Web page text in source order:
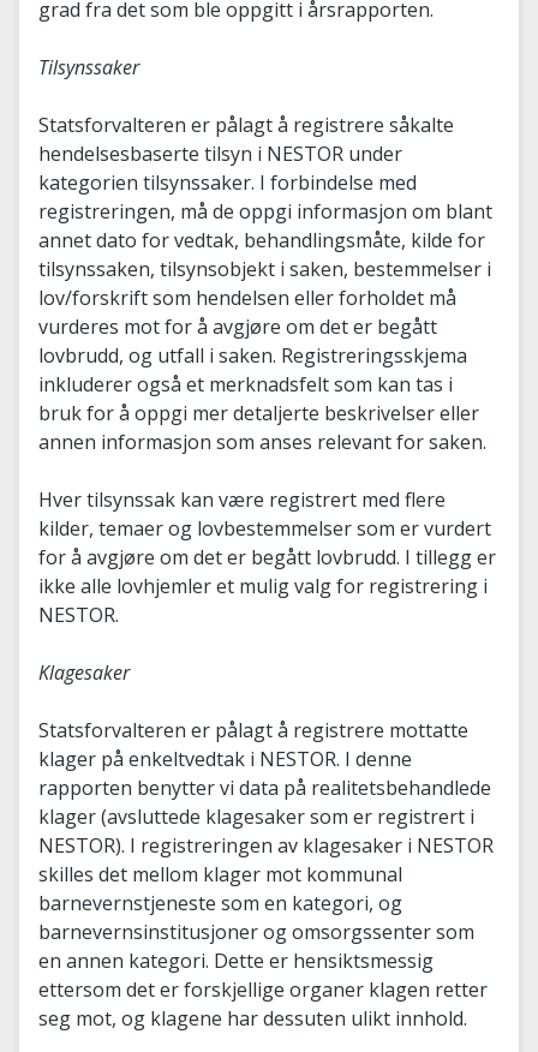
grad fra det som ble oppgitt i årsrapporten.
Tilsynssaker
Statsforvalteren er pålagt å registrere såkalte
hendelsesbaserte tilsyn i NESTOR under
kategorien tilsynssaker. I forbindelse med
registreringen, må de oppgi informasjon om blant
annet dato for vedtak, behandlingsmåte, kilde for
tilsynssaken, tilsynsobjekt i saken, bestemmelser i
lov/forskrift som hendelsen eller forholdet må
vurderes mot for å avgjøre om det er begått
lovbrudd, og utfall i saken. Registreringsskjema
inkluderer også et merknadsfelt som kan tas i
bruk for å oppgi mer detaljerte beskrivelser eller
annen informasjon som anses relevant for saken.
Hver tilsynssak kan være registrert med flere
kilder, temaer og lovbestemmelser som er vurdert
for å avgjøre om det er begått lovbrudd. I tillegg er
ikke alle lovhjemler et mulig valg for registrering i
NESTOR.
Klagesaker
Statsforvalteren er pålagt å registrere mottatte
klager på enkeltvedtak i NESTOR. I denne
rapporten benytter vi data på realitetsbehandlede
klager (avsluttede klagesaker som er registrert i
NESTOR). I registreringen av klagesaker i NESTOR
skilles det mellom klager mot kommunal
barnevernstjeneste som en kategori, og
barnevernsinstitusjoner og omsorgssenter som
en annen kategori. Dette er hensiktsmessig
ettersom det er forskjellige organer klagen retter
seg mot, og klagene har dessuten ulikt innhold.